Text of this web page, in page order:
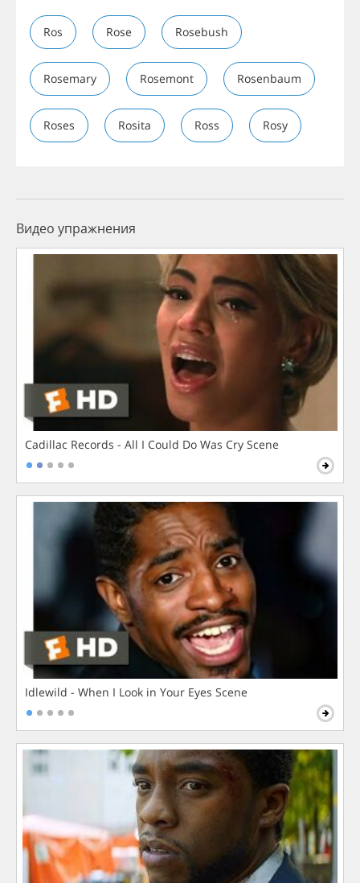
Ros Rose Rosebush
Rosemary Rosemont Rosenbaum
Roses Rosita Ross Rosy
Видео упражнения
Cadillac Records - All I Could Do Was Cry Scene
Idlewild - When I Look in Your Eyes Scene